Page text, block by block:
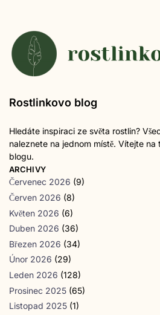
Rostlinkovo blog
Hledáte inspiraci ze světa rostlin?
naleznete na jednom místě. Vítejte na
blogu.
ARCHIVY
Červenec 2026 (9)
Červen 2026 (8)
Květen 2026 (6)
Duben 2026 (36)
Březen 2026 (34)
Únor 2026 (29)
Leden 2026 (128)
Prosinec 2025 (65)
Listopad 2025 (1)